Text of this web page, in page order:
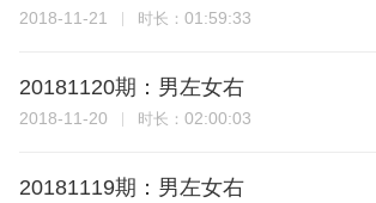
2018-11-21 时长： 01:59:33
20181120期：男左女右
2018-11-20 时长： 02:00:03
20181119期：男左女右